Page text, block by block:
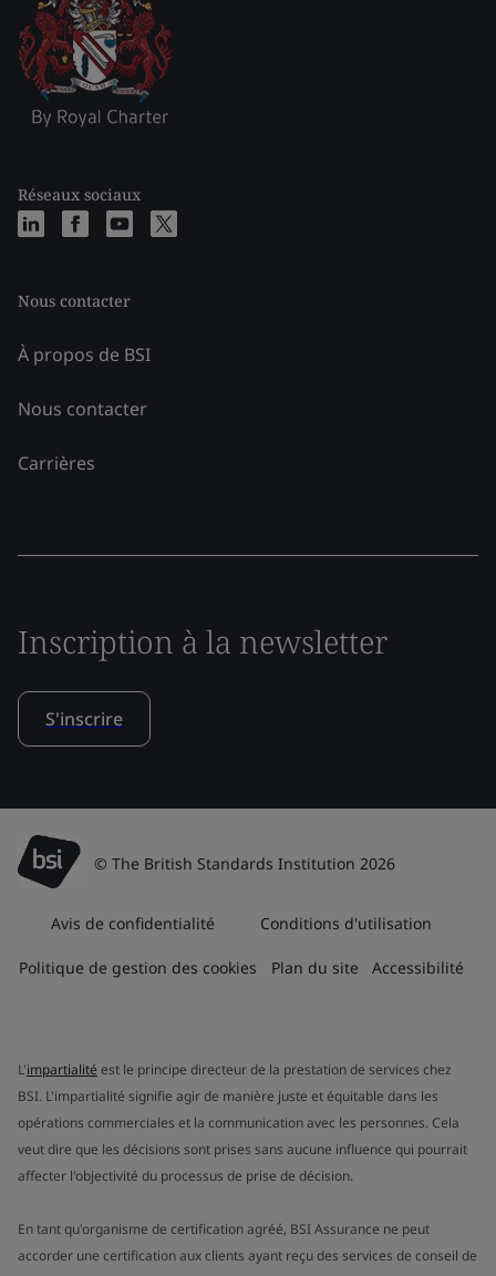
Réseaux sociaux
Nous contacter
À propos de BSI
Nous contacter
Carrières
Inscription à la newsletter
S'inscrire
© The British Standards Institution 2026
Avis de confidentialité Conditions d'utilisation
Politique de gestion des cookies Plan du site Accessibilité
L'impartialité est le principe directeur de la prestation de services chez
BSI. L'impartialité signifie agir de manière juste et équitable dans les
opérations commerciales et la communication avec les personnes. Cela
veut dire que les décisions sont prises sans aucune influence qui pourrait
affecter l'objectivité du processus de prise de décision.
En tant qu'organisme de certification agréé, BSI Assurance ne peut
accorder une certification aux clients ayant reçu des services de conseil de